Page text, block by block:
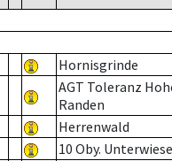
Hornisgrinde
AGT Toleranz
Randen
Herrenwald
10 Oby.